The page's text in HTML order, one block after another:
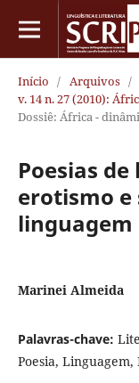
Início / Arquivos /
v. 14 n. 27 (2010):
Dossiê: África -
Poesias
erotismo e
linguagem
Marinei Almeida
Palavras-chave:
Poesia, Linguagem,